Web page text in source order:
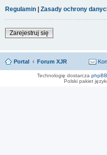
Regulamin
Zasady ochrony
Zarejestruj się
Portal Forum XJR
Technologię dostarcza phpBB
Polski pakiet